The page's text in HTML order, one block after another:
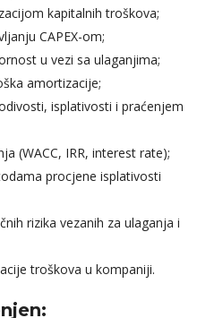
kapitalnih troškova;
CAPEX-om;
u vezi sa ulaganjima;
amortizacije;
isplativosti i praćenjem
(WACC, IRR, interest rate);
procjene isplativosti
rizika vezanih za ulaganja i
troškova u kompaniji.